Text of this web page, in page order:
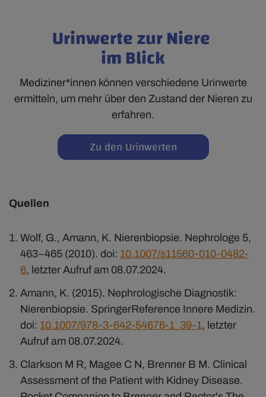
Urinwerte zur Niere
im Blick
Mediziner*innen können verschiedene Urinwerte
ermitteln, um mehr über den Zustand der Nieren zu
erfahren.
Zu den Urinwerten
Quellen
Wolf, G., Amann, K. Nierenbiopsie. Nephrologe 5,
463–465 (2010). doi: 10.1007/s11560-010-0482-
6, letzter Aufruf am 08.07.2024.
Amann, K. (2015). Nephrologische Diagnostik:
Nierenbiopsie. SpringerReference Innere Medizin.
doi: 10.1007/978-3-642-54676-1_39-1, letzter
Aufruf am 08.07.2024.
Clarkson M R, Magee C N, Brenner B M. Clinical
Assessment of the Patient with Kidney Disease.